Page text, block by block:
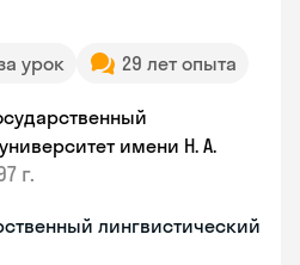
урок 29 лет опыта
имени Н. А.
г.
лингвистический